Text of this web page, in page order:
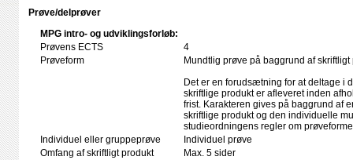
Prøve/delprøver
MPG intro- og udviklingsforløb:
Prøvens ECTS
4
Prøveform
Mundtlig prøve på baggrund af skriftligt
Det er en forudsætning for at deltage i
skriftlige produkt er afleveret inden
frist. Karakteren gives på baggrund af
skriftlige produkt og den individuelle
studieordningens regler om
Individuel eller gruppeprøve
Individuel prøve
Omfang af skriftligt produkt
Max. 5 sider